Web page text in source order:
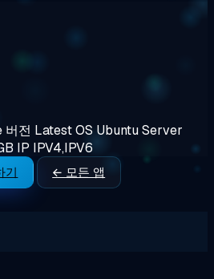
버전 LatestOS Ubuntu Server
IP IPV4,IPV6
기 ← 모든 앱